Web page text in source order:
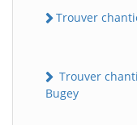
Trouver
Trouver
Bugey